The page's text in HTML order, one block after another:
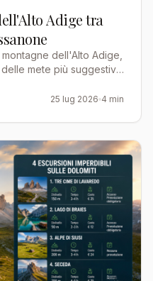
Adige tra
dell'Alto Adige,
mete più suggestive
25 lug 2026 4 min